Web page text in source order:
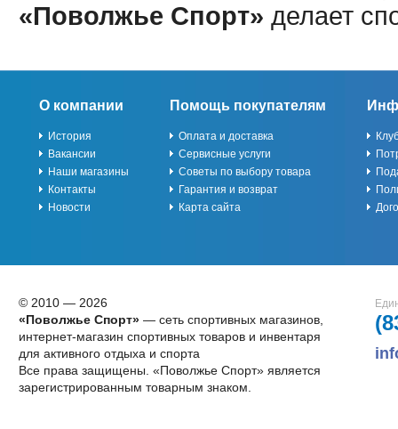
«Поволжье Спорт» делает
О компании
История
Вакансии
Наши магазины
Контакты
Новости
Помощь покупателям
Оплата и доставка
Сервисные услуги
Советы по выбору товара
Гарантия и возврат
Карта сайта
© 2010 — 2026
«Поволжье Спорт»— сеть спортивных магазинов,
интернет-магазин спортивных товаров и инвентаря
для активного отдыха и спорта
Все права защищены. «Поволжье Спорт» является
зарегистрированным товарным знаком.